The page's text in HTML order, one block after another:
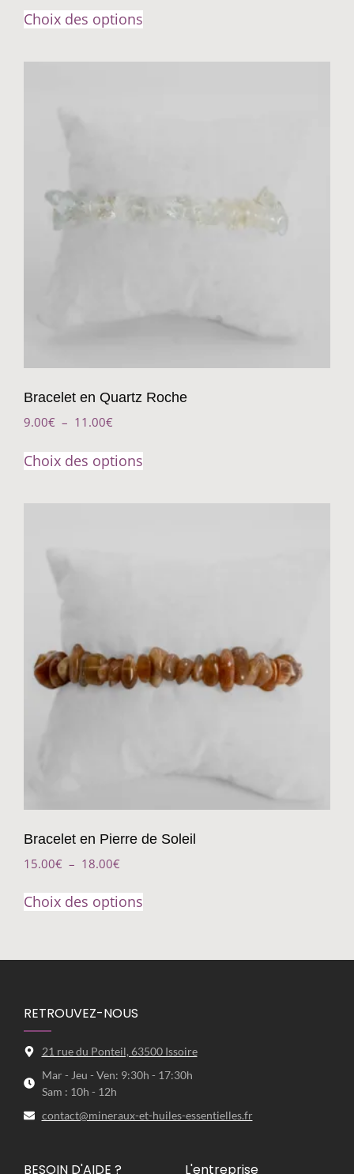
Choix des options
Bracelet en Quartz Roche
9.00€ – 11.00€
Choix des options
Bracelet en Pierre de Soleil
15.00€ – 18.00€
Choix des options
RETROUVEZ-NOUS
21 rue du Ponteil, 63500 Issoire
Mar - Jeu - Ven: 9:30h - 17:30h
Sam : 10h - 12h
contact@mineraux-et-huiles-essentielles.fr
BESOIN D'AIDE ? L'entreprise